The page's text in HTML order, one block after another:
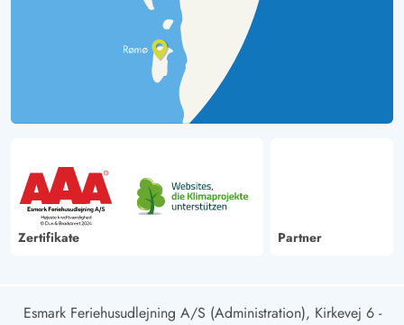
Zertifikate Partner
Esmark Feriehusudlejning A/S (Administration), Kirkevej 6 -